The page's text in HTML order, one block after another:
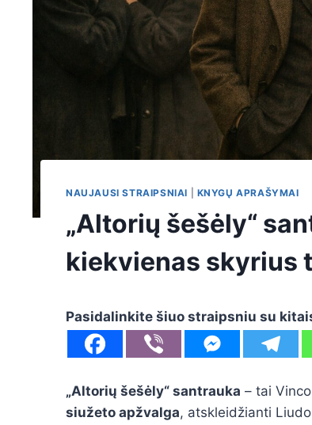
NAUJAUSI STRAIPSNIAI KNYGŲ APRAŠYMAI
„Altorių šešėly“
kiekvienas skyrius
Pasidalinkite šiuo straipsniu su
„Altorių šešėly“ santrauka – tai
siužeto apžvalga, atskleidžianti